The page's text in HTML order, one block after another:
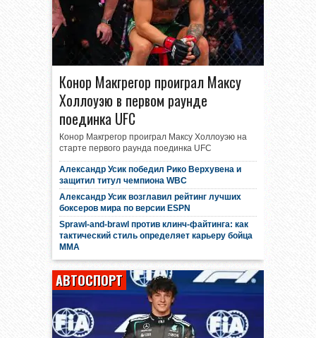
Конор Макгрегор проиграл Максу
Холлоуэю в первом раунде
поединка UFC
Конор Макгрегор проиграл Максу Холлоуэю на
старте первого раунда поединка UFC
Александр Усик победил Рико Верхувена и
защитил титул чемпиона WBC
Александр Усик возглавил рейтинг лучших
боксеров мира по версии ESPN
Sprawl-and-brawl против клинч-файтинга: как
тактический стиль определяет карьеру бойца
MMA
АВТОСПОРТ